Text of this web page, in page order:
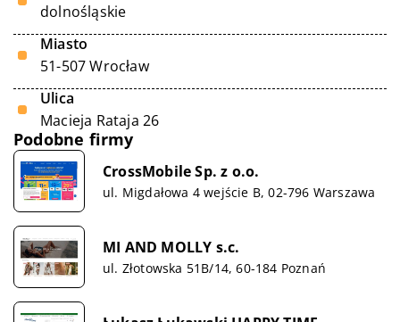
dolnośląskie
Miasto
51-507 Wrocław
Ulica
Macieja Rataja 26
Podobne firmy
CrossMobile Sp. z o.o.
ul. Migdałowa 4 wejście B, 02-796 Warszawa
MI AND MOLLY s.c.
ul. Złotowska 51B/14, 60-184 Poznań